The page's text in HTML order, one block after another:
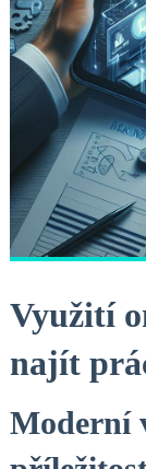
Využití
najít
Moderní